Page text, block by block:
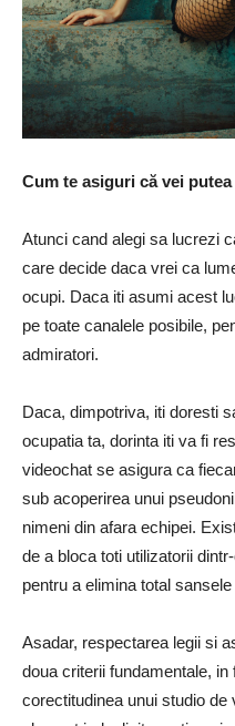
Cum te asiguri că vei
Atunci cand alegi sa lucrezi
care decide daca vrei ca
ocupi. Daca iti asumi acest
pe toate canalele posibile,
admiratori.
Daca, dimpotriva, iti doresti
ocupatia ta, dorinta iti va fi
videochat se asigura ca
sub acoperirea unui
nimeni din afara echipei.
de a bloca toti utilizatorii
pentru a elimina total
Asadar, respectarea legii si
doua criterii fundamentale,
corectitudinea unui studio